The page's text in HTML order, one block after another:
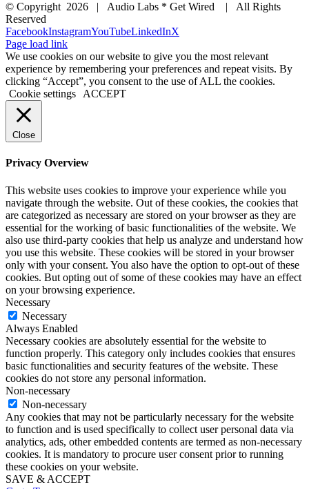
© Copyright 2026 | Audio Labs * Get Wired | All Rights
Reserved
FacebookInstagramYouTubeLinkedInX
Page load link
We use cookies on our website to give you the most relevant
experience by remembering your preferences and repeat visits. By
clicking “Accept”, you consent to the use of ALL the cookies.
Cookie settings
ACCEPT
Close
Privacy Overview
This website uses cookies to improve your experience while you
navigate through the website. Out of these cookies, the cookies that
are categorized as necessary are stored on your browser as they are
essential for the working of basic functionalities of the website. We
also use third-party cookies that help us analyze and understand how
you use this website. These cookies will be stored in your browser
only with your consent. You also have the option to opt-out of these
cookies. But opting out of some of these cookies may have an effect
on your browsing experience.
Necessary
Necessary
Always Enabled
Necessary cookies are absolutely essential for the website to
function properly. This category only includes cookies that ensures
basic functionalities and security features of the website. These
cookies do not store any personal information.
Non-necessary
Non-necessary
Any cookies that may not be particularly necessary for the website
to function and is used specifically to collect user personal data via
analytics, ads, other embedded contents are termed as non-necessary
cookies. It is mandatory to procure user consent prior to running
these cookies on your website.
SAVE & ACCEPT